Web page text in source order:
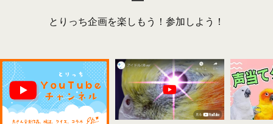
とりっち企画を楽しもう！参加しよう！